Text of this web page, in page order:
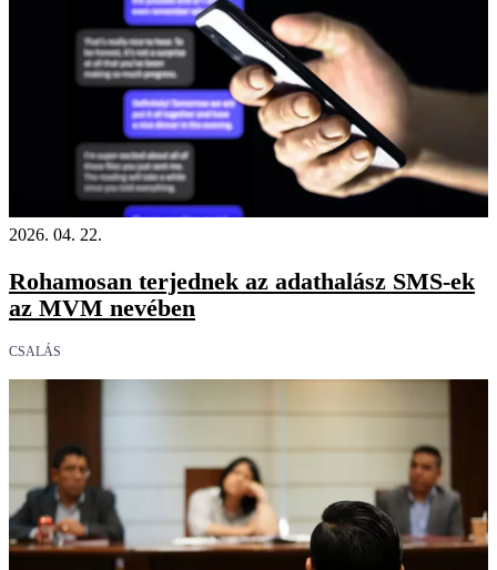
2026. 04. 22.
Rohamosan terjednek az adathalász SMS-ek
az MVM nevében
CSALÁS